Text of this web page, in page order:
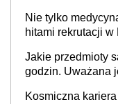
Nie tylko
hitami rekrutacji w
Jakie przedmioty
godzin. Uważana
Kosmiczna